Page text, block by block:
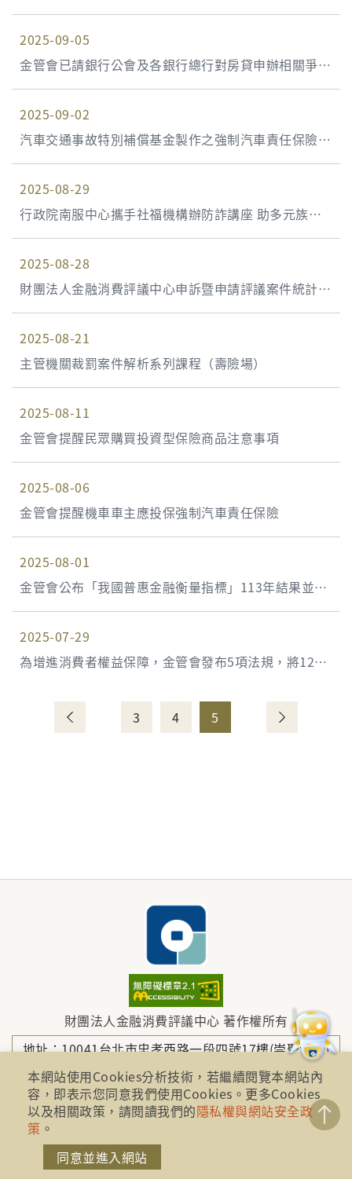
產安全
2025-09-05
金管會已請銀行公會及各銀行總行對房貸申辦相關爭議
案件提供單一申訴窗口
2025-09-02
汽車交通事故特別補償基金製作之強制汽車責任保險宣
導短片
2025-08-29
行政院南服中心攜手社福機構辦防詐講座 助多元族群
提升識詐力
2025-08-28
財團法人金融消費評議中心申訴暨申請評議案件統計資
料 114年第2季(114年4月1日至114年6月30日)
2025-08-21
主管機關裁罰案件解析系列課程（壽險場）
2025-08-11
金管會提醒民眾購買投資型保險商品注意事項
2025-08-06
金管會提醒機車車主應投保強制汽車責任保險
2025-08-01
金管會公布「我國普惠金融衡量指標」113年結果並同
步調整114年衡量指標
2025-07-29
為增進消費者權益保障，金管會發布5項法規，將12家
3
4 5
財團法人金融消費評議中心 著作權所有
地址：10041台北市忠孝西路一段四號17樓(崇聖大樓)
電話：886-2-2316-1288
金融服務專線：1998
本網站使用Cookies分析技術，若繼續閱覽本網站內
容，即表示您同意我們使用Cookies。更多Cookies
以及相關政策，請閱讀我們的隱私權與網站安全政
策 。
同意並進入網站